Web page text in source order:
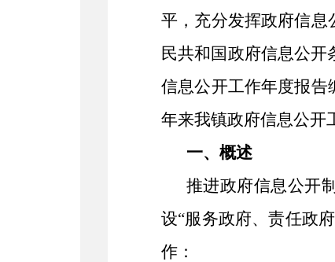
平，充分发挥政府信息
民共和国政府信息公开
信息公开工作年度报告
年来我镇政府信息公开
一、概述
推进政府信息公开
设“服务政府、责任政
作：